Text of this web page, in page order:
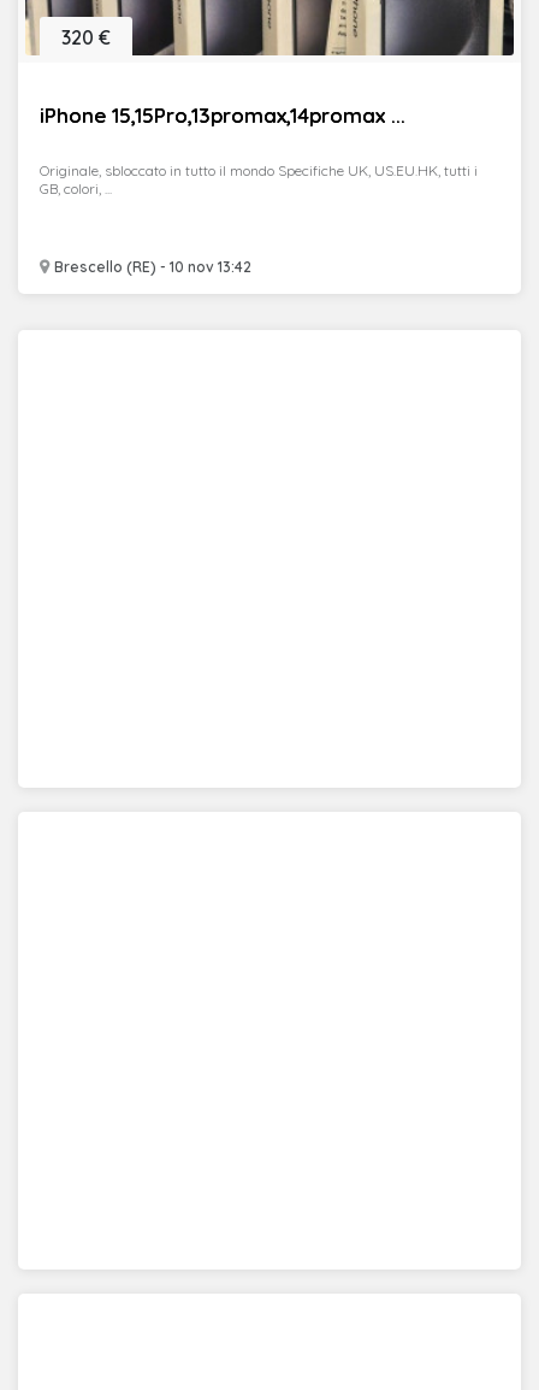
iPhone 15,15Pro,13promax,14promax ...
Brescello (RE) - 10 nov 13:42
320 €
Originale, sbloccato in tutto il mondo Specifiche UK, US.EU.HK, tutti i
GB, colori, ...